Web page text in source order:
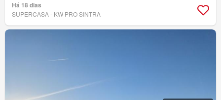
Há 18 dias
SUPERCASA - KW PRO SINTRA